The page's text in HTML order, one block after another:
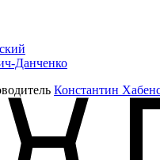
Данченко
Константин